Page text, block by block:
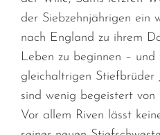
der Siebzehnjährigen ein
nach England zu ihrem
Leben zu beginnen –
gleichaltrigen Stiefbrüder
sind wenig begeistert von
Vor allem Riven lässt